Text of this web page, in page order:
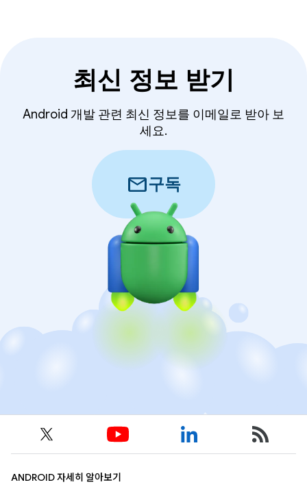
최신 정보 받기
Android 개발 관련 최신 정보를 이메일로 받아 보
세요.
mail구독
ANDROID 자세히 알아보기